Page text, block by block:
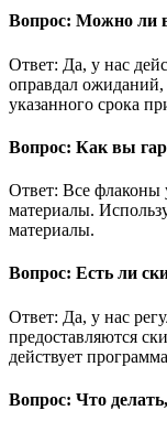
Вопрос: Можно ли
Ответ: Да, у нас
оправдал ожиданий,
указанного срока
Вопрос: Как вы
Ответ: Все флаконы
материалы.
материалы.
Вопрос: Есть ли
Ответ: Да, у нас
предоставляются
действует
Вопрос: Что